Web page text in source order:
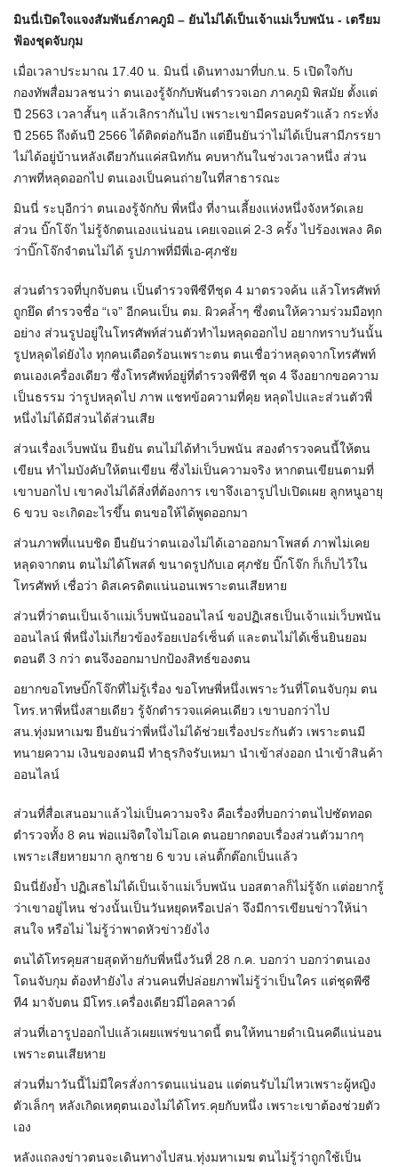
มินนี่เปิดใจแจงสัมพันธ์ภาคภูมิ – ยันไม่ได้เป็นเจ้าแม่เว็บพนัน - เตรียม
ฟ้องชุดจับกุม
เมื่อเวลาประมาณ 17.40 น. มินนี่ เดินทางมาที่บก.น. 5 เปิดใจกับ
กองทัพสื่อมวลชนว่า ตนเองรู้จักกับพันตำรวจเอก ภาคภูมิ พิสมัย ตั้งแต่
ปี 2563 เวลาสั้นๆ แล้วเลิกรากันไป เพราะเขามีครอบครัวแล้ว กระทั่ง
ปี 2565 ถึงต้นปี 2566 ได้ติดต่อกันอีก แต่ยืนยันว่าไม่ได้เป็นสามีภรรยา
ไม่ได้อยู่บ้านหลังเดียวกันแค่สนิทกัน คบหากันในช่วงเวลาหนึ่ง ส่วน
ภาพที่หลุดออกไป ตนเองเป็นคนถ่ายในที่สาธารณะ
มินนี่ ระบุอีกว่า ตนเองรู้จักกับ พี่หนึ่ง ที่งานเลี้ยงแห่งหนึ่งจังหวัดเลย
ส่วน บิ๊กโจ๊ก ไม่รู้จักตนเองแน่นอน เคยเจอแค่ 2-3 ครั้ง ไปร้องเพลง คิด
ว่าบิ๊กโจ๊กจำตนไม่ได้ รูปภาพที่มีพี่เอ-ศุภชัย
ส่วนตำรวจที่บุกจับตน เป็นตำรวจพีซีทีชุด 4 มาตรวจค้น แล้วโทรศัพท์
ถูกยึด ตำรวจชื่อ “เจ” อีกคนเป็น ตม. ผิวคล้ำๆ ซึ่งตนให้ความร่วมมือทุก
อย่าง ส่วนรูปอยู่ในโทรศัพท์ส่วนตัวทำไมหลุดออกไป อยากทราบวันนั้น
รูปหลุดได่ยังไง ทุกคนเดือดร้อนเพราะตน ตนเชื่อว่าหลุดจากโทรศัพท์
ตนเองเครื่องเดียว ซึ่งโทรศัพท์อยู่ที่ตำรวจพีซีที ชุด 4 จึงอยากขอความ
เป็นธรรม ว่ารูปหลุดไป ภาพ แชทข้อความที่คุย หลุดไปและส่วนตัวพี่
หนึ่งไม่ได้มีส่วนได้ส่วนเสีย
ส่วนเรื่องเว็บพนัน ยืนยัน ตนไม่ได้ทำเว็บพนัน สองตำรวจคนนี้ให้ตน
เขียน ทำไมบังคับให้ตนเขียน ซึ่งไม่เป็นความจริง หากตนเขียนตามที่
เขาบอกไป เขาคงไม่ได้สิ่งที่ต้องการ เขาจึงเอารูปไปเปิดเผย ลูกหนูอายุ
6 ขวบ จะเกิดอะไรขึ้น ตนขอให้ได้พูดออกมา
ส่วนภาพที่แนบชิด ยืนยันว่าตนเองไม่ได้เอาออกมาโพสต์ ภาพไม่เคย
หลุดจากตน ตนไม่ได้โพสต์ ขนาดรูปกับเอ ศุภชัย บิ๊กโจ๊ก ก็เก็บไว้ใน
โทรศัพท์ เชื่อว่า ดิสเครดิตแน่นอนเพราะตนเสียหาย
ส่วนที่ว่าตนเป็นเจ้าแม่เว็บพนันออนไลน์ ขอปฏิเสธเป็นเจ้าแม่เว็บพนัน
ออนไลน์ พี่หนึ่งไม่เกี่ยวข้องร้อยเปอร์เซ็นต์ และตนไม่ได้เซ็นยินยอม
ตอนตี 3 กว่า ตนจึงออกมาปกป้องสิทธ์ของตน
อยากขอโทษบิ๊กโจ๊กที่ไม่รู้เรื่อง ขอโทษพี่หนึ่งเพราะวันที่โดนจับกุม ตน
โทร.หาพี่หนึ่งสายเดียว รู้จักตำรวจแค่คนเดียว เขาบอกว่าไป
สน.ทุ่งมหาเมฆ ยืนยันว่าพี่หนึ่งไม่ได้ช่วยเรื่องประกันตัว เพราะตนมี
ทนายความ เงินของตนมี ทำธุรกิจรับเหมา นำเข้าส่งออก นำเข้าสินค้า
ออนไลน์
ส่วนที่สื่อเสนอมาแล้วไม่เป็นความจริง คือเรื่องที่บอกว่าตนไปซัดทอด
ตำรวจทั้ง 8 คน พ่อแม่จิตใจไม่โอเค ตนอยากตอบเรื่องส่วนตัวมากๆ
เพราะเสียหายมาก ลูกชาย 6 ขวบ เล่นติ๊กต๊อกเป็นแล้ว
มินนี่ยังย้ำ ปฏิเสธไม่ได้เป็นเจ้าแม่เว็บพนัน บอสตาลก็ไม่รู้จัก แต่อยากรู้
ว่าเขาอยู่ไหน ช่วงนั้นเป็นวันหยุดหรือเปล่า จึงมีการเขียนข่าวให้น่า
สนใจ หรือไม่ ไม่รู้ว่าพาดหัวข่าวยังไง
ตนได้โทรคุยสายสุดท้ายกับพี่หนึ่งวันที่ 28 ก.ค. บอกว่า บอกว่าตนเอง
โดนจับกุม ต้องทำยังไง ส่วนคนที่ปล่อยภาพไม่รู้ว่าเป็นใคร แต่ชุดพีซี
ที4 มาจับตน มีโทร.เครื่องเดียวมีไอคลาวด์
ส่วนที่เอารูปออกไปแล้วเผยแพร่ขนาดนี้ ตนให้ทนายดำเนินคดีแน่นอน
เพราะตนเสียหาย
ส่วนที่มาวันนี้ไม่มีใครสั่งการตนแน่นอน แต่ตนรับไม่ไหวเพราะผู้หญิง
ตัวเล็กๆ หลังเกิดเหตุตนเองไม่ได้โทร.คุยกับหนึ่ง เพราะเขาต้องช่วยตัว
เอง
หลังแถลงข่าวตนจะเดินทางไปสน.ทุ่งมหาเมฆ ตนไม่รู้ว่าถูกใช้เป็น